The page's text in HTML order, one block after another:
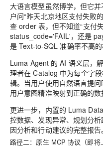
大语言模型虽然博学，但它
户问“昨天北京地区支付失败
查 order 表，但不知道“支付
status_code='FAIL'，还是
是 Text-to-SQL 准确率不高的
Luma Agent 的 AI 语义层，
理者在 Catalog 中为每个字
辑。当用户使用自然语言提
用户意图精准映射到正确的数
更进一步，内置的 Luma
控数据、发现异常、规划分
因分析和行动建议的完整报告
路径二：原生 MCP 协议（即将